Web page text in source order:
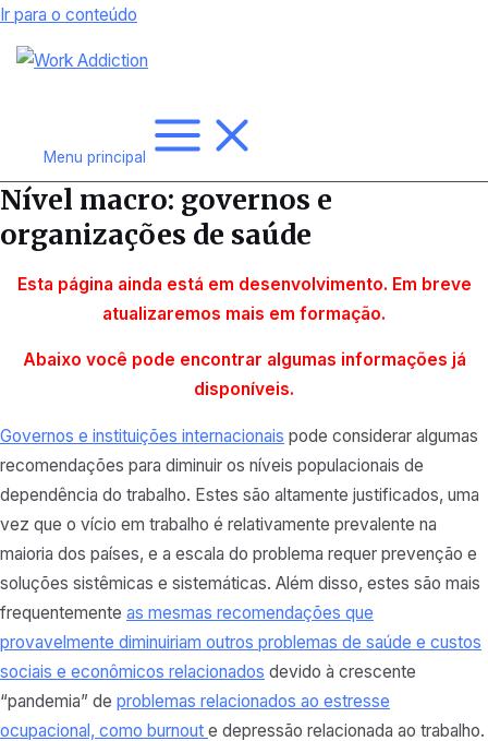
Ir para o conteúdo
Menu principal
Nível macro: governos e
organizações de saúde
Esta página ainda está em desenvolvimento. Em breve
atualizaremos mais em formação.
Abaixo você pode encontrar algumas informações já
disponíveis.
Governos e instituições internacionais pode considerar algumas
recomendações para diminuir os níveis populacionais de
dependência do trabalho. Estes são altamente justificados, uma
vez que o vício em trabalho é relativamente prevalente na
maioria dos países, e a escala do problema requer prevenção e
soluções sistêmicas e sistemáticas. Além disso, estes são mais
frequentemente as mesmas recomendações que
provavelmente diminuiriam outros problemas de saúde e custos
sociais e econômicos relacionados devido à crescente
“pandemia” de problemas relacionados ao estresse
ocupacional, como burnout e depressão relacionada ao trabalho.